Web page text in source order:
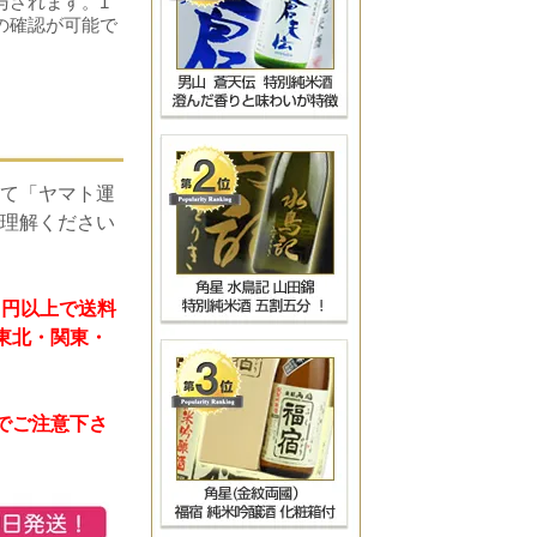
確認が可能で
「ヤマト運
解ください
以上で送料
・関東・
ご注意下さ